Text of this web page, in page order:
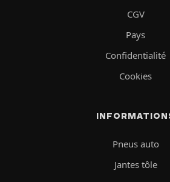
CGV
Pays
Confidentialité
Cookies
Pneus auto
Jantes tôle